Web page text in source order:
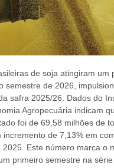
de soja atingiram um
semestre de 2026,
safra 2025/26. Dados do
Agropecuária indicam
foi de 69,58 milhões de
incremento de 7,13% em
Este número marca o
primeiro semestre na série